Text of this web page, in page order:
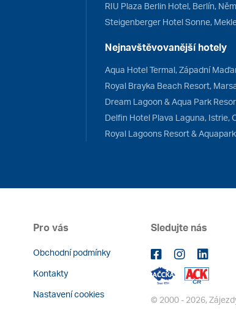
RIU Plaza Berlin Hotel, Berlín,
Nejnavštěvovanější hotely
Aqua Hotel Termal, Západní
Royal Brayka Beach Resort,
Delfin Hotel Plava Laguna, Istrie,
Royal Lagoons Resort &
Pro vás
Obchodní podmínky
Kontakty
Nastavení cookies
Sledujte nás
© 2000 - 2026,